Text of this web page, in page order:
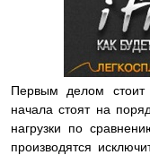
Первым делом стоит
начала стоят на
нагрузки по
производятся